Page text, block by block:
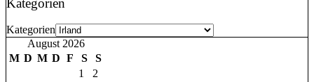
Kategorien
August 2026
M D M D F S
S
1
2